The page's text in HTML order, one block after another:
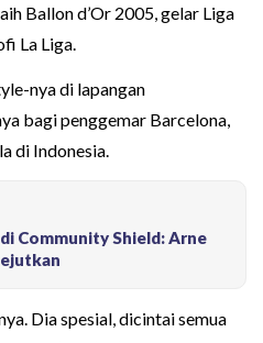
Ballon d’Or 2005, gelar Liga
La Liga.
nya di lapangan
bagi penggemar Barcelona,
di Indonesia.
Community Shield: Arne
Dia spesial, dicintai semua